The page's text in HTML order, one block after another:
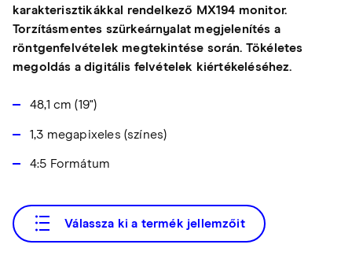
karakterisztikákkal rendelkező MX194 monitor.
Torzításmentes szürkeárnyalat megjelenítés a
röntgenfelvételek megtekintése során. Tökéletes
megoldás a digitális felvételek kiértékeléséhez.
48,1 cm (19")
1,3 megapixeles (színes)
4:5 Formátum
Válassza ki a termék jellemzőit